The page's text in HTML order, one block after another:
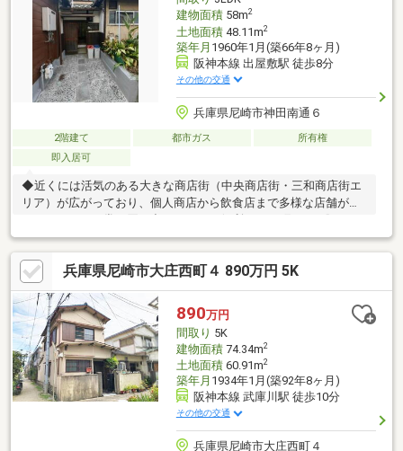
建物面積58m2
土地面積48.11m2
築年月 1960年1月(築66年8ヶ月)
阪神本線 出屋敷駅 徒歩8分
その他の交通
兵庫県尼崎市神田南通６
2階建て 都市ガス
所有権
即入居可
◆近くには活気のある大きな商店街（中央商店街・三和商店街エ
リア）が広がっており、個人商店から飲食店まで多様な店舗が揃
と物価の安さも魅力です♪◆周辺には「デイリーカナートイズミ
ヤ尼崎店」をはじめ、「万代 尼崎難波店」や「コノミヤ尼崎店」
などのスーパーマーケット、ディスカウントを強みとする「くら
し快援隊」といった店舗が点在しており、日常の食品や日用品の
調達に困ることはありません♪◆自己資金0円 諸費用もローンで
OK (^^)/◆ローンのご相談はお任せください(^^)/◆内覧のご連絡
はお気軽にお問い合わせください♪・無料送迎サービス有・
兵庫県尼崎市大庄西町４ 890万円 5K
890万円
間取り 5K
建物面積74.34m2
土地面積60.91m2
築年月 1934年1月(築92年8ヶ月)
阪神本線 武庫川駅 徒歩10分
その他の交通
兵庫県尼崎市大庄西町４